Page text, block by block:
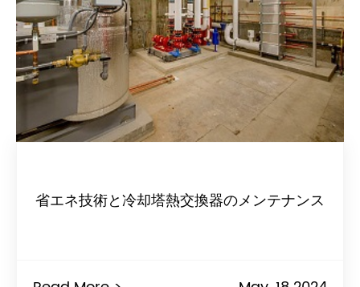
省エネ技術と冷却塔熱交換器のメンテナンス